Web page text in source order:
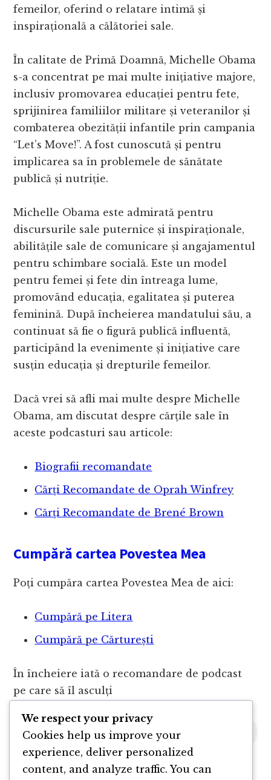
femeilor, oferind o relatare intimă și
inspirațională a călătoriei sale.
În calitate de Primă Doamnă, Michelle Obama
s-a concentrat pe mai multe inițiative majore,
inclusiv promovarea educației pentru fete,
sprijinirea familiilor militare și veteranilor și
combaterea obezității infantile prin campania
“Let’s Move!”. A fost cunoscută și pentru
implicarea sa în problemele de sănătate
publică și nutriție.
Michelle Obama este admirată pentru
discursurile sale puternice și inspiraționale,
abilitățile sale de comunicare și angajamentul
pentru schimbare socială. Este un model
pentru femei și fete din întreaga lume,
promovând educația, egalitatea și puterea
feminină. După încheierea mandatului său, a
continuat să fie o figură publică influentă,
participând la evenimente și inițiative care
susțin educația și drepturile femeilor.
Dacă vrei să afli mai multe despre Michelle
Obama, am discutat despre cărțile sale în
aceste podcasturi sau articole:
Biografii recomandate
Cărți Recomandate de Oprah Winfrey
Cărți Recomandate de Brené Brown
Cumpără cartea Povestea Mea
Poți cumpăra cartea Povestea Mea de aici:
Cumpără pe Litera
Cumpără pe Cărturești
În încheiere iată o recomandare de podcast
pe care să îl asculți
We respect your privacy
Cookies help us improve your
experience, deliver personalized
content, and analyze traffic. You can